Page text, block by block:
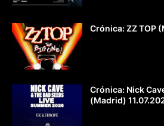
Crónica: ZZ TOP
Crónica: Nick
(Madrid)